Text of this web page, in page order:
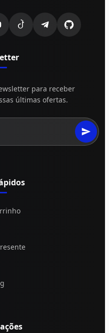
para receber
últimas ofertas.